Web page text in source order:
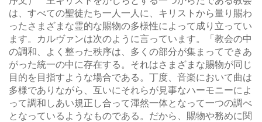
は、すべての聖徒たち一人一人に、キリストから量り賜わ
ったさまざまな霊的な賜物の多様性によって成り立ってい
ます。カルヴァンは次のように言っています。「教会の中
の調和、よく整った秩序は、多くの部分が集まってできあ
がった統一の中に存在する。それはさまざまな賜物が同じ
目的を目指すような場合である。丁度、音楽において曲は
多様でありながら、互いにそれらが見事なハーモニーによ
って調和しあい規正し合って渾然一体となって一つの調べ
となっているようなものである。だから、賜物や務めに関